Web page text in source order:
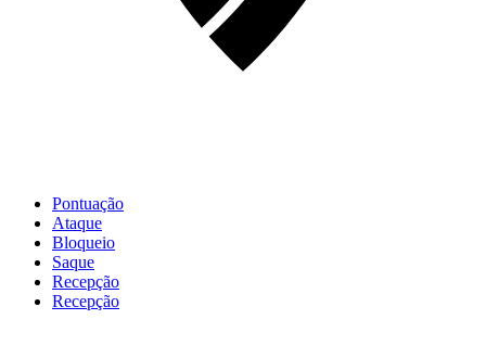
Pontuação
Ataque
Bloqueio
Saque
Recepção
Recepção